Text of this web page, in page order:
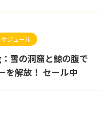
ジュール
雪の洞窟と鯨の腹で
を解放！ セール中